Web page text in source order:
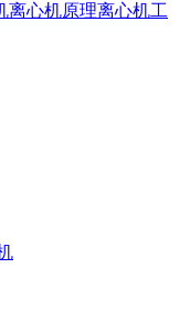
离心机原理离心机工